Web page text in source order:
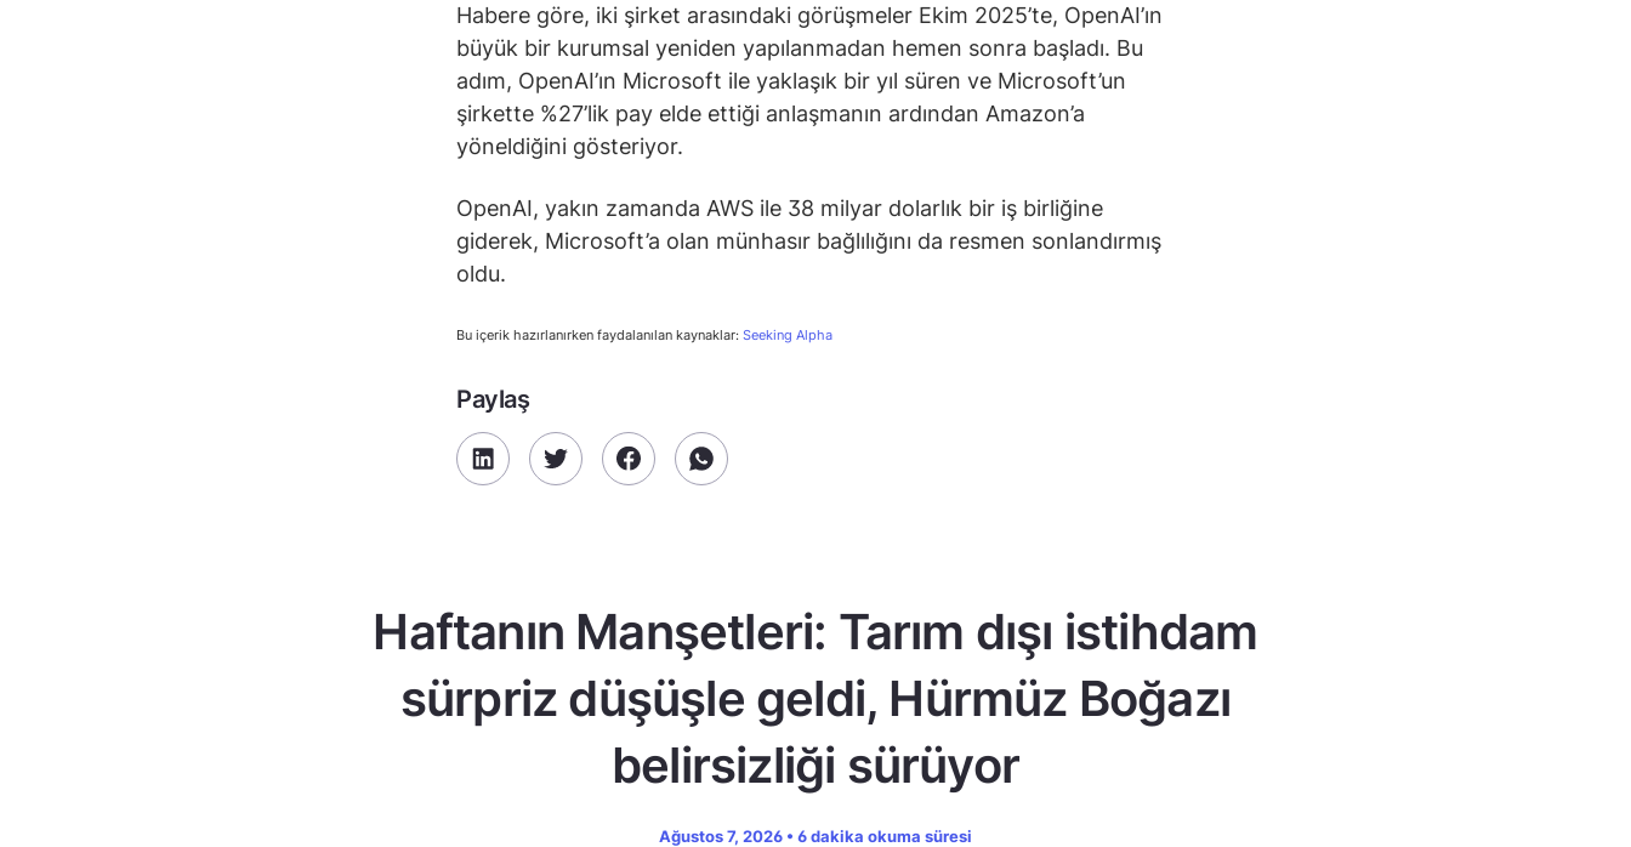
Habere göre, iki şirket arasındaki görüşmeler Ekim 2025’te, OpenAI’ın
büyük bir kurumsal yeniden yapılanmadan hemen sonra başladı. Bu
adım, OpenAI’ın Microsoft ile yaklaşık bir yıl süren ve Microsoft’un
şirkette %27’lik pay elde ettiği anlaşmanın ardından Amazon’a
yöneldiğini gösteriyor.
OpenAI, yakın zamanda AWS ile 38 milyar dolarlık bir iş birliğine
giderek, Microsoft’a olan münhasır bağlılığını da resmen sonlandırmış
oldu.
Bu içerik hazırlanırken faydalanılan kaynaklar: Seeking Alpha
Paylaş
Haftanın Manşetleri: Tarım dışı istihdam
sürpriz düşüşle geldi, Hürmüz Boğazı
belirsizliği sürüyor
Ağustos 7, 2026 • 6 dakika okuma süresi